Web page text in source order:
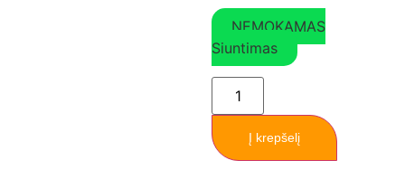
NEMOKAMAS
Siuntimas
Į krepšelį